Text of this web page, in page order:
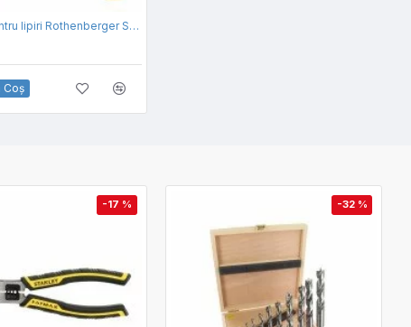
Arzator pentru lipiri Rothenberger SUPER FIRE 4
Coş
-17 % -32 %